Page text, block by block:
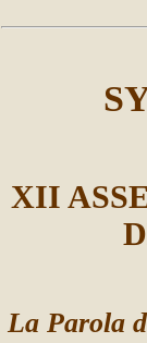
XII
La Parola